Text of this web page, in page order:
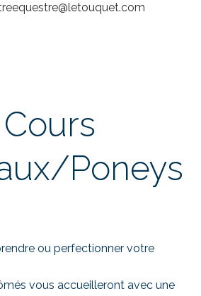
letouquet.com
Cours
Poneys
ou perfectionner votre
vous accueilleront avec une